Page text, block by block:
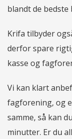
blandt de bedste
Krifa tilbyder
derfor spare
kasse og
Vi kan klart
fagforening, og
samme, så kan
minutter. Er du